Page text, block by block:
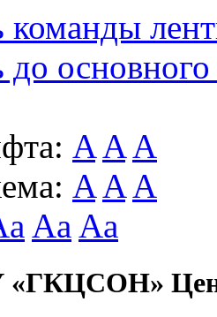
команды
основного
A A A
A A A
Aa Aa